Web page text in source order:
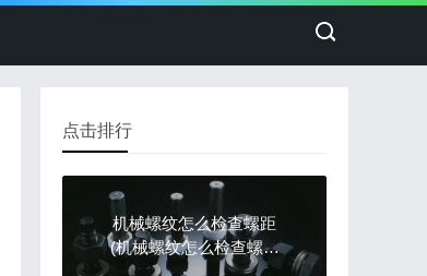
点击排行
机械螺纹怎么检查螺距
(机械螺纹怎么检查螺距
是否正常)